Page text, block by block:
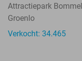
Attractiepark
Groenlo
Verkocht: 34.465